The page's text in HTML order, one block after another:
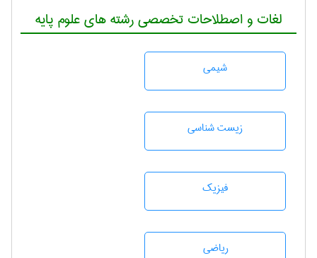
لغات و اصطلاحات تخصصی رشته های علوم پایه
شيمی
زيست شناسی
فیزیک
رياضی